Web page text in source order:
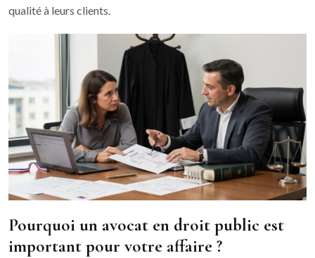
qualité à leurs clients.
Pourquoi un avocat en droit public est
important pour votre affaire ?